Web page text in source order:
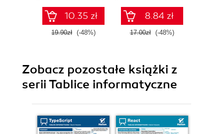
10.35 zł
19.90zł (-48%)
8.84 zł
17.00zł (-48%)
Zobacz pozostałe książki z
serii Tablice informatyczne